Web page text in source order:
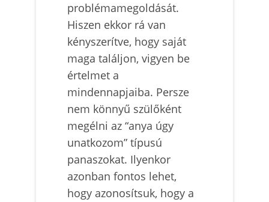
problémamegoldását.
Hiszen ekkor rá van
kényszerítve, hogy saját
maga találjon, vigyen be
értelmet a
mindennapjaiba. Persze
nem könnyű szülőként
megélni az “anya úgy
unatkozom” típusú
panaszokat. Ilyenkor
azonban fontos lehet,
hogy azonosítsuk, hogy a